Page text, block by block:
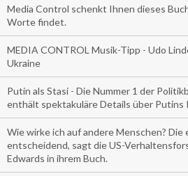
Media Control schenkt Ihnen dieses
Worte findet.
MEDIA CONTROL Musik-Tipp - Udo
Ukraine
Putin als Stasi - Die Nummer 1 der
enthält spektakuläre Details über Putins
Wie wirke ich auf andere Menschen?
entscheidend, sagt die US-
Edwards in ihrem Buch.